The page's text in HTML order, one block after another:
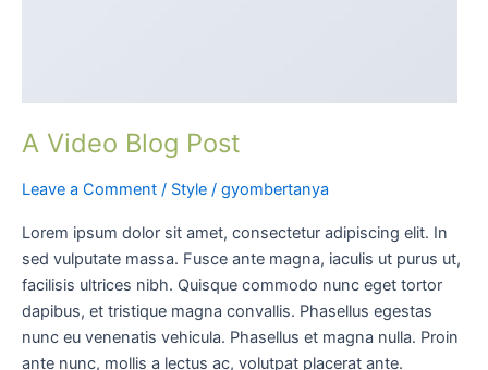
A Video Blog Post
Leave a Comment / Style / gyombertanya
Lorem ipsum dolor sit amet, consectetur adipiscing elit. In
sed vulputate massa. Fusce ante magna, iaculis ut purus ut,
facilisis ultrices nibh. Quisque commodo nunc eget tortor
dapibus, et tristique magna convallis. Phasellus egestas
nunc eu venenatis vehicula. Phasellus et magna nulla. Proin
ante nunc, mollis a lectus ac, volutpat placerat ante.